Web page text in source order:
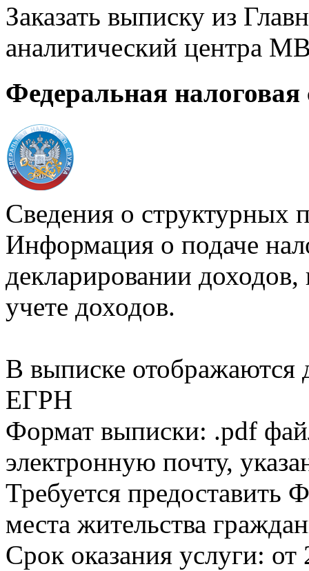
Заказать выписку из
аналитический центра
Федеральная налоговая
Сведения о структурных
Информация о подаче
декларировании доходов,
учете доходов.
В выписке
ЕГРН
Формат выписки: .pdf
электронную почту,
Требуется
места жительства
Срок оказания услуги: от